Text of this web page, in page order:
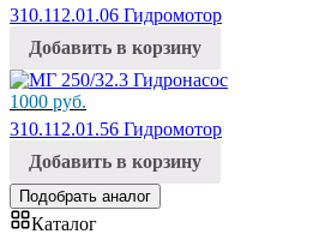
310.112.01.06 Гидромотор
Добавить в корзину
1000 руб.
310.112.01.56 Гидромотор
Добавить в корзину
Подобрать аналог
Каталог